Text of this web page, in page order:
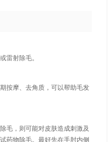
雷射除毛。
按摩、去角质，可以帮助毛发
毛，则可能对皮肤造成刺激及
药物除毛。最好先在手肘内侧